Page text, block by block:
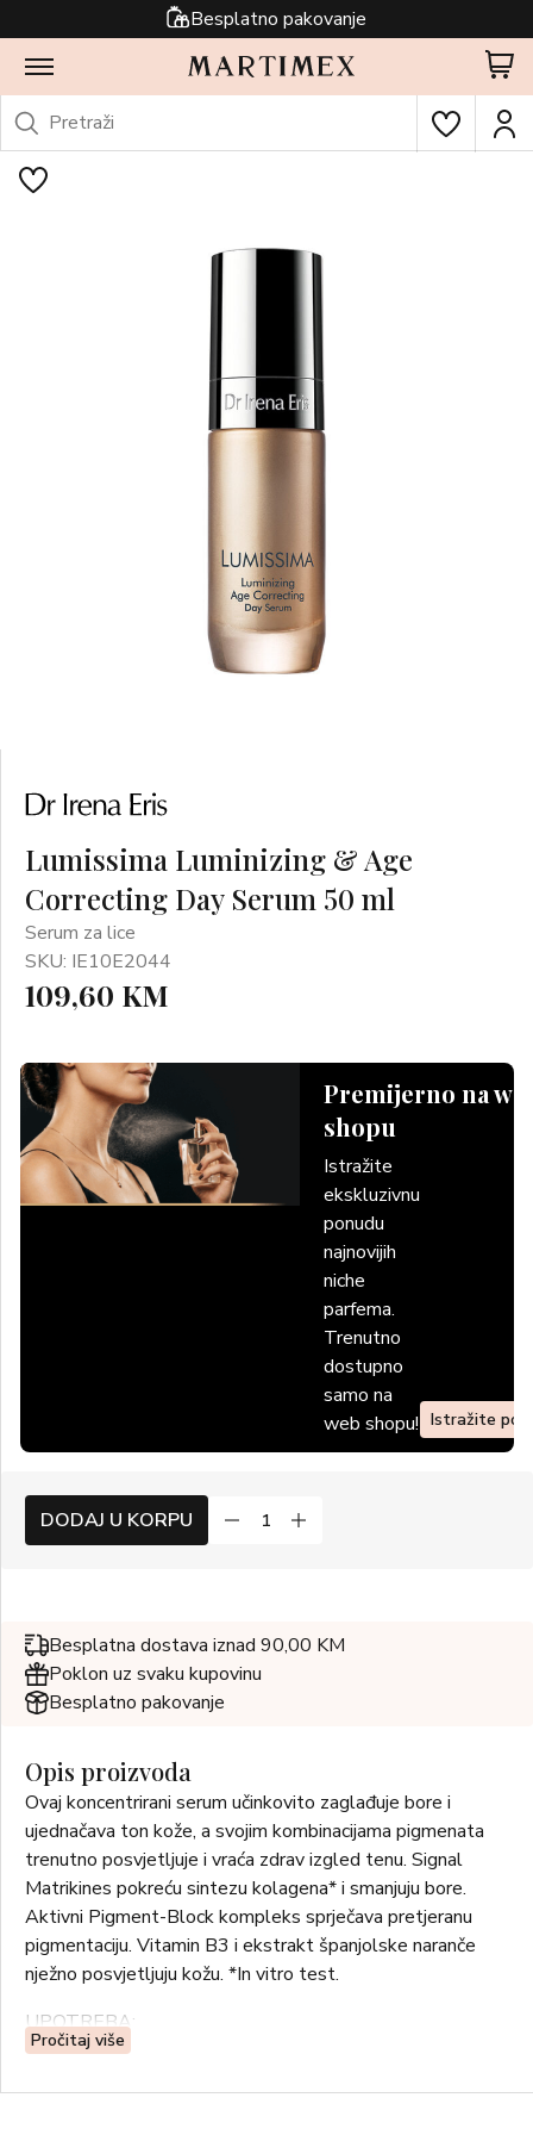
Besplatno pakovanje
Lumissima Luminizing & Age
Correcting Day Serum 50 ml
Serum za lice
SKU: IE10E2044
109,60 KM
Premijerno na
shopu
Istražite
ekskluzivnu
ponudu
najnovijih
niche
parfema.
Trenutno
dostupno
samo na
web shopu! Istražite
DODAJ U KORPU
Besplatna dostava iznad 90,00 KM
Poklon uz svaku kupovinu
Besplatno pakovanje
Opis proizvoda
Ovaj koncentrirani serum učinkovito zaglađuje bore i
ujednačava ton kože, a svojim kombinacijama pigmenata
trenutno posvjetljuje i vraća zdrav izgled tenu. Signal
Matrikines pokreću sintezu kolagena* i smanjuju bore.
Aktivni Pigment-Block kompleks sprječava pretjeranu
pigmentaciju. Vitamin B3 i ekstrakt španjolske naranče
nježno posvjetljuju kožu. *In vitro test.
UPOTREBA:
Nanesite na dobro očišćeno lice, vrat i deklote,
Pročitaj više